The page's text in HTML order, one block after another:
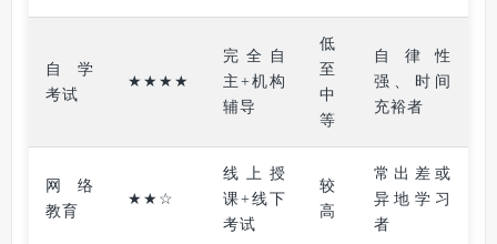
自学
考试
★★★★
完全自
主+机构
辅导
低
至
中
等
自律性
强、时间
充裕者
网络
教育
★★☆
线上授
课+线下
考试
较
高
常出差或
异地学习
者